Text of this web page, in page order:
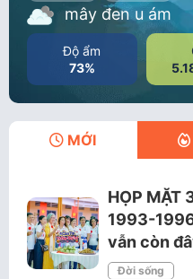
mây đen u ám
Độ ẩm
73%
MỚI
HỌP MẶT
1993-
vẫn còn
Đời sống